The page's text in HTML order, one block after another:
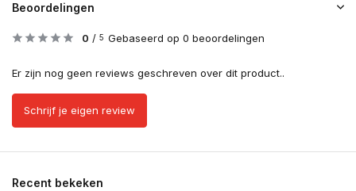
Beoordelingen
0 / 5 Gebaseerd op 0 beoordelingen
Er zijn nog geen reviews geschreven over dit product..
Schrijf je eigen review
Recent bekeken